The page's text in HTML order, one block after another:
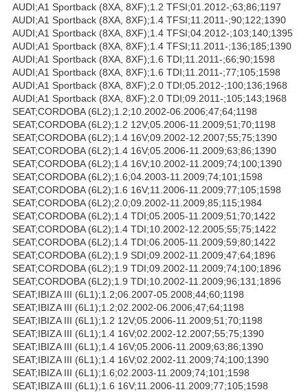
AUDI;A1 Sportback (8XA, 8XF);1.2 TFSI;01.2012-;63;86;1197
AUDI;A1 Sportback (8XA, 8XF);1.4 TFSI;11.2011-;90;122;1390
AUDI;A1 Sportback (8XA, 8XF);1.4 TFSI;04.2012-;103;140;1395
AUDI;A1 Sportback (8XA, 8XF);1.4 TFSI;11.2011-;136;185;1390
AUDI;A1 Sportback (8XA, 8XF);1.6 TDI;11.2011-;66;90;1598
AUDI;A1 Sportback (8XA, 8XF);1.6 TDI;11.2011-;77;105;1598
AUDI;A1 Sportback (8XA, 8XF);2.0 TDI;05.2012-;100;136;1968
AUDI;A1 Sportback (8XA, 8XF);2.0 TDI;09.2011-;105;143;1968
SEAT;CORDOBA (6L2);1.2;10.2002-06.2006;47;64;1198
SEAT;CORDOBA (6L2);1.2 12V;05.2006-11.2009;51;70;1198
SEAT;CORDOBA (6L2);1.4 16V;09.2002-12.2007;55;75;1390
SEAT;CORDOBA (6L2);1.4 16V;05.2006-11.2009;63;86;1390
SEAT;CORDOBA (6L2);1.4 16V;10.2002-11.2009;74;100;1390
SEAT;CORDOBA (6L2);1.6;04.2003-11.2009;74;101;1598
SEAT;CORDOBA (6L2);1.6 16V;11.2006-11.2009;77;105;1598
SEAT;CORDOBA (6L2);2.0;09.2002-11.2009;85;115;1984
SEAT;CORDOBA (6L2);1.4 TDI;05.2005-11.2009;51;70;1422
SEAT;CORDOBA (6L2);1.4 TDI;10.2002-12.2005;55;75;1422
SEAT;CORDOBA (6L2);1.4 TDI;06.2005-11.2009;59;80;1422
SEAT;CORDOBA (6L2);1.9 SDI;09.2002-11.2009;47;64;1896
SEAT;CORDOBA (6L2);1.9 TDI;09.2002-11.2009;74;100;1896
SEAT;CORDOBA (6L2);1.9 TDI;10.2002-11.2009;96;131;1896
SEAT;IBIZA III (6L1);1.2;06.2007-05.2008;44;60;1198
SEAT;IBIZA III (6L1);1.2;02.2002-06.2006;47;64;1198
SEAT;IBIZA III (6L1);1.2 12V;05.2006-11.2009;51;70;1198
SEAT;IBIZA III (6L1);1.4 16V;02.2002-12.2007;55;75;1390
SEAT;IBIZA III (6L1);1.4 16V;05.2006-11.2009;63;86;1390
SEAT;IBIZA III (6L1);1.4 16V;02.2002-11.2009;74;100;1390
SEAT;IBIZA III (6L1);1.6;02.2003-11.2009;74;101;1598
SEAT;IBIZA III (6L1);1.6 16V;11.2006-11.2009;77;105;1598